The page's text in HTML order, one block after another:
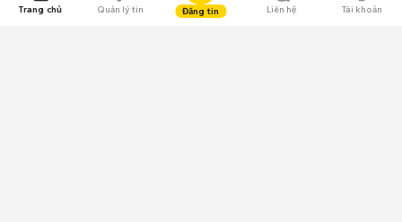
Trang chủ Quản lý tin Đăng tin Liên hệ Tài khoản